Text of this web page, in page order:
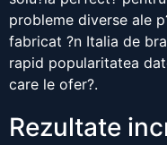
probleme diverse ale
fabricat ?n Italia de
rapid popularitatea
care le ofer?.
Rezultate